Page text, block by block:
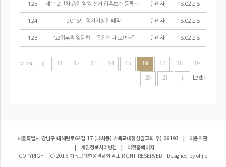
125 제112년차 총회 임원 선거 입후보자 등록 공고 관리자 18.02.28
124 2018년 정기지방회 폐막 관리자 18.02.28
123 “교회부흥 열망하는 목회자 다 모여라” 관리자 18.02.28
‹ First 11 12 13 14 15 16 17 18 19
20 21 Last ›
서울특별시 강남구 테헤란로64길 17 (대치동) 기독교대한성결교회 우) 06193 |
이용약관
|
개인정보처리방침 |
이전홈페이지
COPYRIGHT (C) 2016 기독교대한성결교회 ALL RIGHT RESERVED. Designed by ohjic